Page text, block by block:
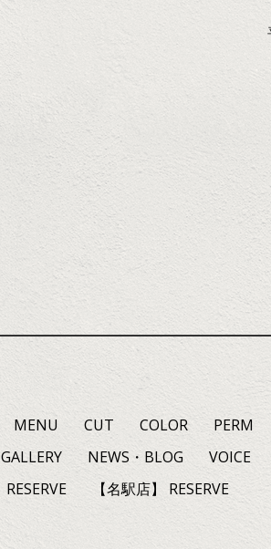
MENU CUT COLOR PERM
GALLERY NEWS・BLOG VOICE
RESERVE
【名駅店】 RESERVE